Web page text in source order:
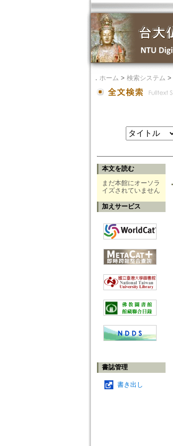
． ホーム > 検索システム >
本文を読む
まだ本館にオーソラ
イズされていません
加えサービス
書誌管理
書き出し